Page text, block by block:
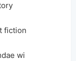
fiction
wi